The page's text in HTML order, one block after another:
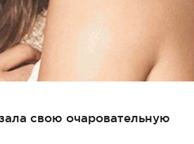
свою очаровательную